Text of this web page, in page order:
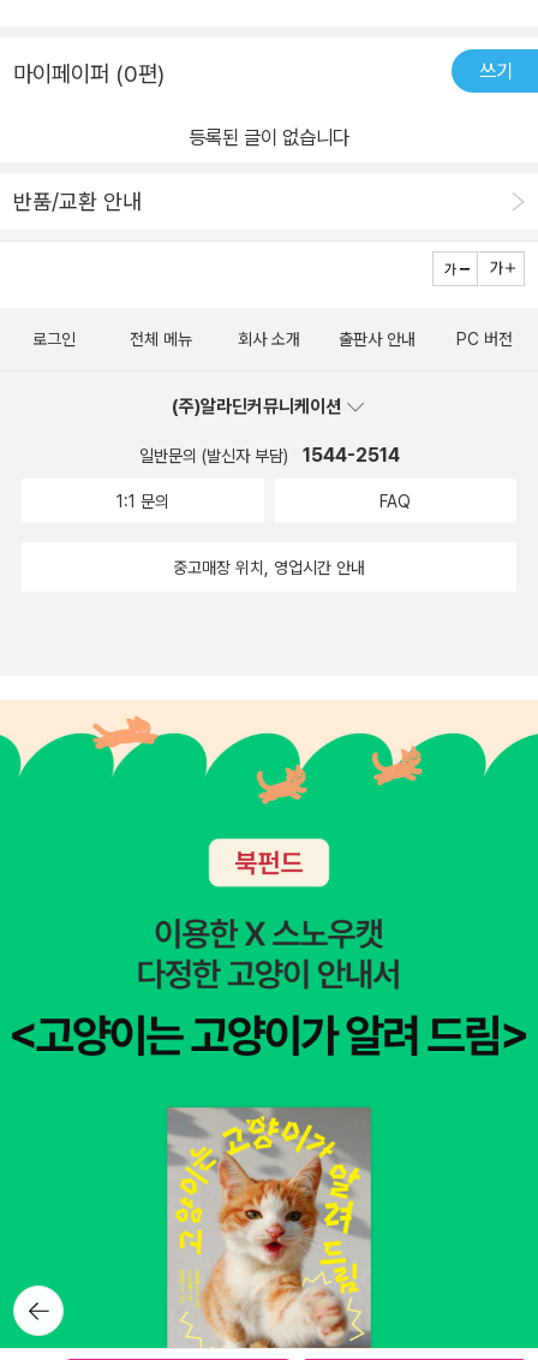
마이페이퍼 (0편) 쓰기
등록된 글이 없습니다
반품/교환 안내
뒤로가
기
로그인 전체 메뉴 회사 소개 출판사 안내 PC 버전
(주)알라딘커뮤니케이션
일반문의 (발신자 부담) 1544-2514
1:1 문의 FAQ
중고매장 위치, 영업시간 안내